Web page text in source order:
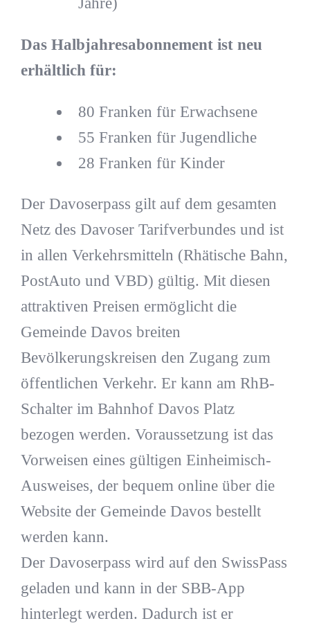
Das Halbjahresabonnement ist neu
erhältlich für:
80 Franken für Erwachsene
55 Franken für Jugendliche
28 Franken für Kinder
Der Davoserpass gilt auf dem gesamten
Netz des Davoser Tarifverbundes und ist
in allen Verkehrsmitteln (Rhätische Bahn,
PostAuto und VBD) gültig. Mit diesen
attraktiven Preisen ermöglicht die
Gemeinde Davos breiten
Bevölkerungskreisen den Zugang zum
öffentlichen Verkehr. Er kann am RhB-
Schalter im Bahnhof Davos Platz
bezogen werden. Voraussetzung ist das
Vorweisen eines gültigen Einheimisch-
Ausweises, der bequem online über die
Website der Gemeinde Davos bestellt
werden kann.
Der Davoserpass wird auf den SwissPass
geladen und kann in der SBB-App
hinterlegt werden. Dadurch ist er